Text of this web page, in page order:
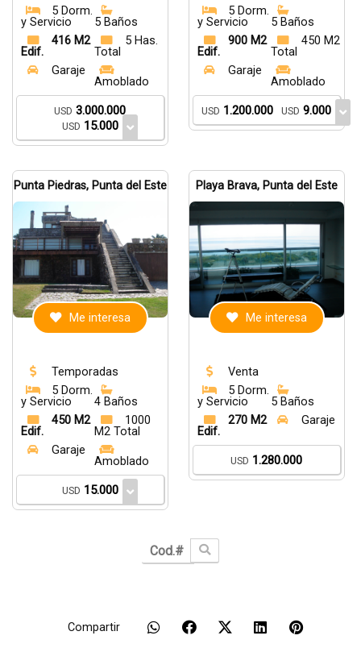
5 Dorm.
y Servicio
5 Baños
416 M2
Edif.
5 Has.
Total
Garaje
Amoblado
USD 3.000.000
USD 15.000
5 Dorm.
y Servicio
5 Baños
900 M2
Edif.
450 M2
Total
Garaje
Amoblado
USD 1.200.000 USD 9.000
Punta Piedras, Punta del Este
Me interesa
Temporadas
5 Dorm.
y Servicio
4 Baños
450 M2
Edif.
1000
M2 Total
Garaje
Amoblado
USD 15.000
Playa Brava, Punta del Este
Me interesa
Venta
5 Dorm.
y Servicio
5 Baños
270 M2
Edif.
Garaje
USD 1.280.000
Compartir